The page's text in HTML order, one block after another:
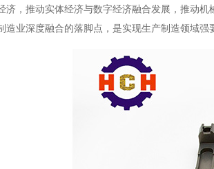
济，推动实体经济与数字经济融合发展，推动
造业深度融合的落脚点，是实现生产制造领域